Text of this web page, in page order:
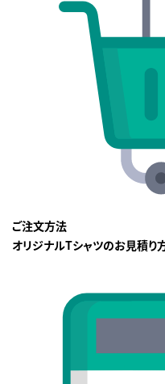
ご注文方法
オリジナルTシャツのお見積り